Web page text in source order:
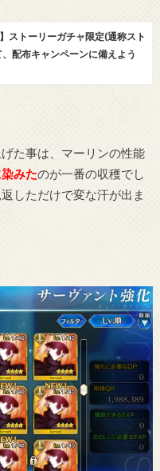
】ストーリーガチャ限定(通称スト
配布キャンペーンに備えよう
た事は、マーリンの性能
みたのが一番の収穫でし
しただけで変な汗が出ま